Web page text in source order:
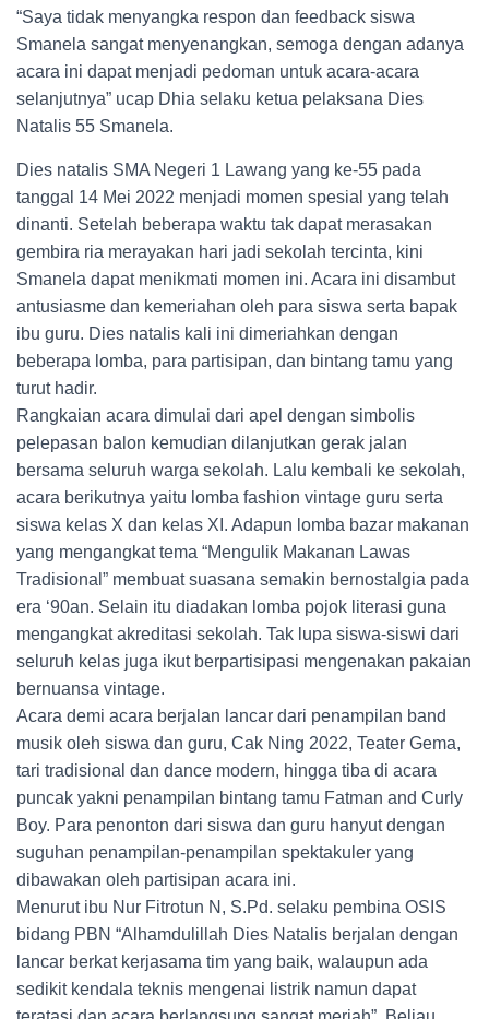
“Saya tidak menyangka respon dan feedback siswa
Smanela sangat menyenangkan, semoga dengan adanya
acara ini dapat menjadi pedoman untuk acara-acara
selanjutnya” ucap Dhia selaku ketua pelaksana Dies
Natalis 55 Smanela.
Dies natalis SMA Negeri 1 Lawang yang ke-55 pada
tanggal 14 Mei 2022 menjadi momen spesial yang telah
dinanti. Setelah beberapa waktu tak dapat merasakan
gembira ria merayakan hari jadi sekolah tercinta, kini
Smanela dapat menikmati momen ini. Acara ini disambut
antusiasme dan kemeriahan oleh para siswa serta bapak
ibu guru. Dies natalis kali ini dimeriahkan dengan
beberapa lomba, para partisipan, dan bintang tamu yang
turut hadir.
Rangkaian acara dimulai dari apel dengan simbolis
pelepasan balon kemudian dilanjutkan gerak jalan
bersama seluruh warga sekolah. Lalu kembali ke sekolah,
acara berikutnya yaitu lomba fashion vintage guru serta
siswa kelas X dan kelas XI. Adapun lomba bazar makanan
yang mengangkat tema “Mengulik Makanan Lawas
Tradisional” membuat suasana semakin bernostalgia pada
era ‘90an. Selain itu diadakan lomba pojok literasi guna
mengangkat akreditasi sekolah. Tak lupa siswa-siswi dari
seluruh kelas juga ikut berpartisipasi mengenakan pakaian
bernuansa vintage.
Acara demi acara berjalan lancar dari penampilan band
musik oleh siswa dan guru, Cak Ning 2022, Teater Gema,
tari tradisional dan dance modern, hingga tiba di acara
puncak yakni penampilan bintang tamu Fatman and Curly
Boy. Para penonton dari siswa dan guru hanyut dengan
suguhan penampilan-penampilan spektakuler yang
dibawakan oleh partisipan acara ini.
Menurut ibu Nur Fitrotun N, S.Pd. selaku pembina OSIS
bidang PBN “Alhamdulillah Dies Natalis berjalan dengan
lancar berkat kerjasama tim yang baik, walaupun ada
sedikit kendala teknis mengenai listrik namun dapat